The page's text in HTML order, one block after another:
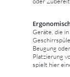
Geräte, die
Beugung
Platzierung
spielt hier